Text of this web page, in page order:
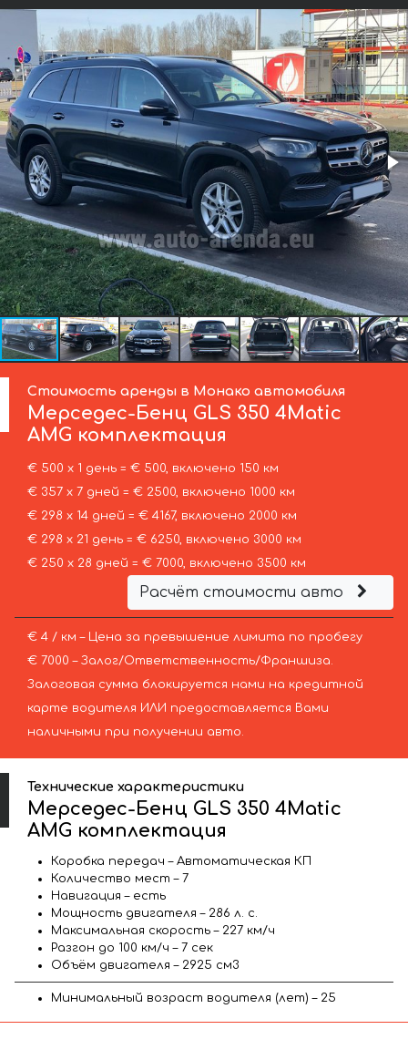
Стоимость аренды в Монако автомобиля
Мерседес-Бенц GLS 350 4Matic
AMG комплектация
€ 500 х 1 день = € 500, включено 150 км
€ 357 х 7 дней = € 2500, включено 1000 км
€ 298 х 14 дней = € 4167, включено 2000 км
€ 298 х 21 день = € 6250, включено 3000 км
€ 250 х 28 дней = € 7000, включено 3500 км
Расчёт стоимости авто
€ 4 / км – Цена за превышение лимита по пробегу
€ 7000 – Залог/Ответственность/Франшиза.
Залоговая сумма блокируется нами на кредитной
карте водителя ИЛИ предоставляется Вами
наличными при получении авто.
Технические характеристики
Мерседес-Бенц GLS 350 4Matic
AMG комплектация
Коробка передач – Автоматическая КП
Количество мест – 7
Навигация – есть
Мощность двигателя – 286 л. с.
Максимальная скорость – 227 км/ч
Разгон до 100 км/ч – 7 сек
Объём двигателя – 2925 см3
Минимальный возраст водителя (лет) – 25